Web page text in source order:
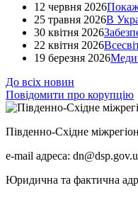
12 червня 2026
25 травня 2026В
30 квітня 2026
22 квітня 2026
19 березня 2026
До всіх новин
Повідомити про корупцію
Південно-Східне
e-mail адреса:
Юридична та фактична